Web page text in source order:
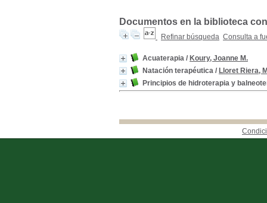
Documentos en la biblioteca
Refinar búsqueda Consulta a
Acuaterapia / Koury, Joanne M.
Natación terapéutica / Lloret Riera,
Principios de hidroterapia y